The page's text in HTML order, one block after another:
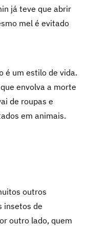
já teve que abrir
mel é evitado
é um estilo de vida.
envolva a morte
de roupas e
em animais.
outros
insetos de
outro lado, quem